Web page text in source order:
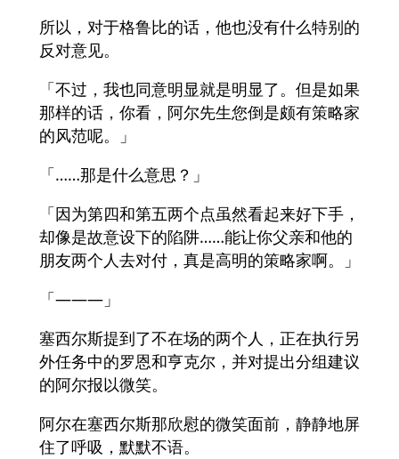
所以，对于格鲁比的话，他也没有什么特别的
反对意见。
「不过，我也同意明显就是明显了。但是如果
那样的话，你看，阿尔先生您倒是颇有策略家
的风范呢。」
「……那是什么意思？」
「因为第四和第五两个点虽然看起来好下手，
却像是故意设下的陷阱……能让你父亲和他的
朋友两个人去对付，真是高明的策略家啊。」
「———」
塞西尔斯提到了不在场的两个人，正在执行另
外任务中的罗恩和亨克尔，并对提出分组建议
的阿尔报以微笑。
阿尔在塞西尔斯那欣慰的微笑面前，静静地屏
住了呼吸，默默不语。